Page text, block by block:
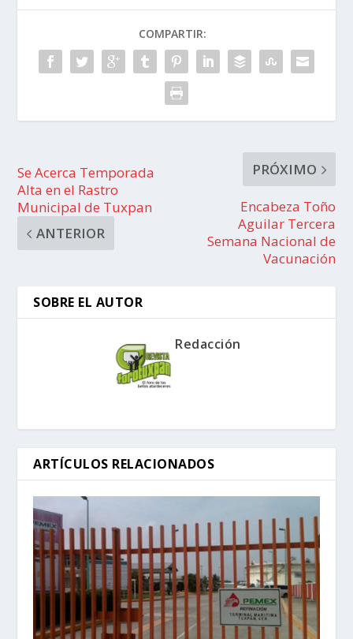
COMPARTIR:
Se Acerca Temporada
Alta en el Rastro
Municipal de Tuxpan
ANTERIOR
PRÓXIMO
Encabeza Toño
Aguilar Tercera
Semana Nacional de
Vacunación
SOBRE EL AUTOR
Redacción
ARTÍCULOS RELACIONADOS